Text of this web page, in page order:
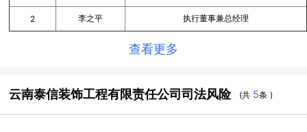
2 李之平 执行董事兼总经理
查看更多
云南泰信装饰工程有限责任公司司法风险 (共 5条 )